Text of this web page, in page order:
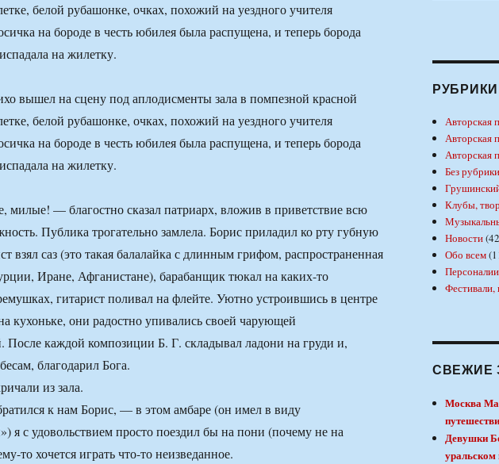
белой рубашонке, очках, похожий на уездного учителя
на бороде в честь юбилея была распущена, и теперь борода
на жилетку.
вышел на сцену под аплодисменты зала в помпезной красной
белой рубашонке, очках, похожий на уездного учителя
на бороде в честь юбилея была распущена, и теперь борода
на жилетку.
милые! — благостно сказал патриарх, вложив в приветствие всю
Публика трогательно замлела. Борис приладил ко рту губную
взял саз (это такая балалайка с длинным грифом, распространенная
Иране, Афганистане), барабанщик тюкал на каких-то
гитарист поливал на флейте. Уютно устроившись в центре
кухоньке, они радостно упивались своей чарующей
После каждой композиции Б. Г. складывал ладони на груди и,
благодарил Бога.
из зала.
к нам Борис, — в этом амбаре (он имел в виду
я с удовольствием просто поездил бы на пони (почему не на
то хочется играть что-то неизведанное.
РУБРИКИ
Авторская
Авторская
Авторская
Без рубрики
Клубы,
Новости
Обо всем
Персоналии
Фестивали,
СВЕЖИЕ
Москва
Девушки